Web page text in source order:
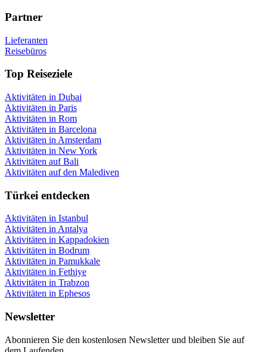
Partner
Lieferanten
Reisebüros
Top Reiseziele
Aktivitäten in Dubai
Aktivitäten in Paris
Aktivitäten in Rom
Aktivitäten in Barcelona
Aktivitäten in Amsterdam
Aktivitäten in New York
Aktivitäten auf Bali
Aktivitäten auf den Malediven
Türkei entdecken
Aktivitäten in Istanbul
Aktivitäten in Antalya
Aktivitäten in Kappadokien
Aktivitäten in Bodrum
Aktivitäten in Pamukkale
Aktivitäten in Fethiye
Aktivitäten in Trabzon
Aktivitäten in Ephesos
Newsletter
Abonnieren Sie den kostenlosen Newsletter und bleiben Sie auf